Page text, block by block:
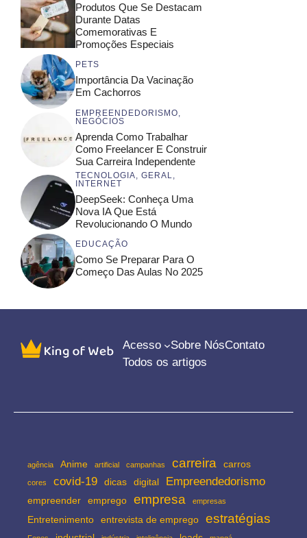
Produtos Que Se Destacam
Durante Datas
Comemorativas E
Promoções Especiais
PETS
Importância Da Vacinação
Em Cachorros
EMPREENDEDORISMO,
NEGÓCIOS
Aprenda Como Trabalhar
Como Freelancer E Construir
Sua Carreira Independente
TECNOLOGIA, GERAL,
INTERNET
DeepSeek: Conheça Uma
Nova IA Que Está
Revolucionando O Mundo
EDUCAÇÃO
Como Se Preparar Para O
Começo Das Aulas No 2025
Acesso Sobre NósContato
Todos os artigos
agência Anime artificial campanhas carreira carros
cores covid-19 dicas digital Empreendedorismo
empreender emprego empresa empresas
Entretenimento entrevista de emprego estratégias